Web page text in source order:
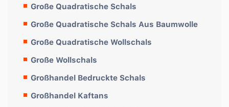
Große Quadratische Schals
Große Quadratische Schals Aus Baumwolle
Große Quadratische Wollschals
Große Wollschals
Großhandel Bedruckte Schals
Großhandel Kaftans